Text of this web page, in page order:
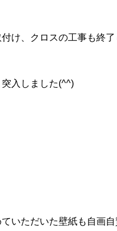
け、クロスの工事も終了
入しました(^^)
いただいた壁紙も自画